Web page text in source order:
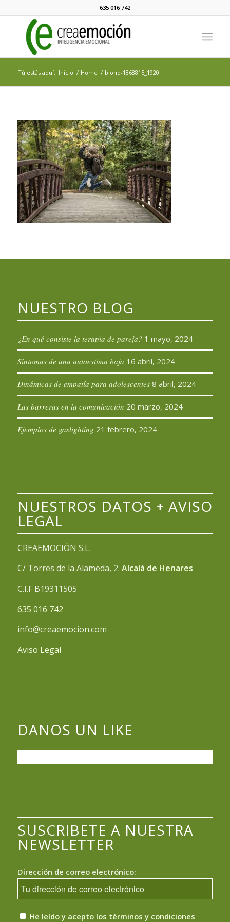
635 016 742
Tú estás aquí: Inicio / Home / blond-1868815_1920
NUESTRO BLOG
¿En qué consiste la terapia de pareja? 1 mayo, 2024
Síntomas de una autoestima baja 16 abril, 2024
Dinámicas de empatía para adolescentes 8 abril, 2024
Las barreras en la comunicación 20 marzo, 2024
Ejemplos de gaslighting 21 febrero, 2024
NUESTROS DATOS + AVISO
LEGAL
CREAEMOCIÓN S.L.
C/ Torres de la Alameda, 2. Alcalá de Henares
C.I.F B19311505
635 016 742
info@creaemocion.com
Aviso Legal
DANOS UN LIKE
SUSCRIBETE A NUESTRA
NEWSLETTER
Dirección de correo electrónico:
He leído y acepto los términos y condiciones